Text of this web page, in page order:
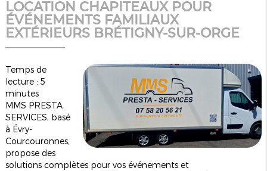
LOCATION CHAPITEAUX POUR
ÉVÉNEMENTS FAMILIAUX
EXTÉRIEURS BRÉTIGNY-SUR-ORGE
Temps de
lecture : 5
minutes
MMS PRESTA
SERVICES, basé
à Évry-
Courcouronnes,
propose des
solutions complètes pour vos événements et